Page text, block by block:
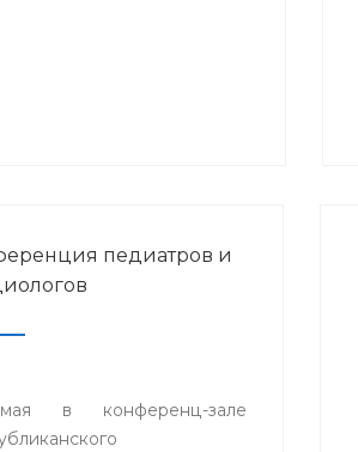
педиатров и
в конференц-зале